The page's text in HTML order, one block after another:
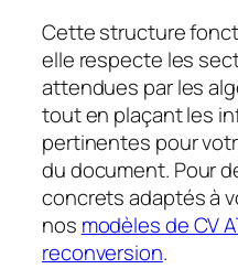
Cette structure
elle respecte les
attendues par les
tout en plaçant les
pertinentes pour
du document. Pour
concrets adaptés à
nos modèles de CV
reconversion.